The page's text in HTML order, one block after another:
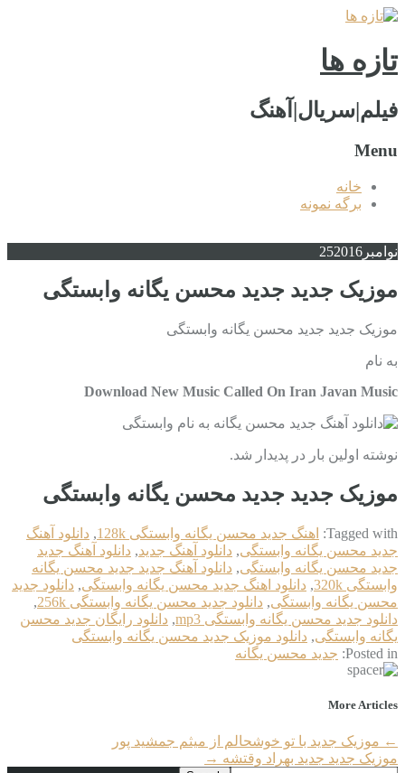
تازه ها
فیلم|سریال|آهنگ
Menu
خانه
برگه نمونه
نوامبر 252016
موزیک جدید جديد محسن یگانه وابستگی
موزیک جدید جديد محسن یگانه وابستگی
به نام
Download New Music Called On Iran Javan Music
نوشته اولین بار در پدیدار شد.
موزیک جدید جديد محسن یگانه وابستگی
Tagged with: اهنگ جديد محسن یگانه وابستگی 128k , دانلود آهنگ
جديد محسن یگانه وابستگی, دانلود آهنگ جدید, دانلود آهنگ جدید
جديد محسن یگانه وابستگی, دانلود آهنگ جدید جديد محسن یگانه
وابستگی 320k
, دانلود اهنگ جديد محسن یگانه وابستگی, دانلود جديد
محسن یگانه وابستگی, دانلود جديد محسن یگانه وابستگی 256k
,
دانلود جديد محسن یگانه وابستگی mp3
, دانلود رایگان جديد محسن
یگانه وابستگی, دانلود موزیک جديد محسن یگانه وابستگی
Posted in: جديد محسن یگانه
More Articles
← موزیک جدید با تو خوشحالم از میثم جمشید پور
موزیک جدید جديد بهراد وقتشه →